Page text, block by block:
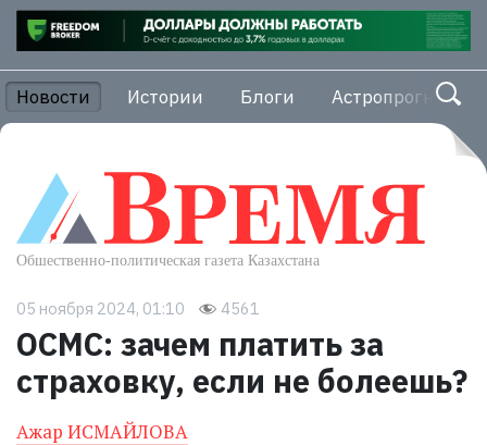
Новости Истории Блоги Астропрогноз
05 ноября 2024, 01:10 4561
ОСМС: зачем платить за
страховку, если не болеешь?
Ажар ИСМАЙЛОВА